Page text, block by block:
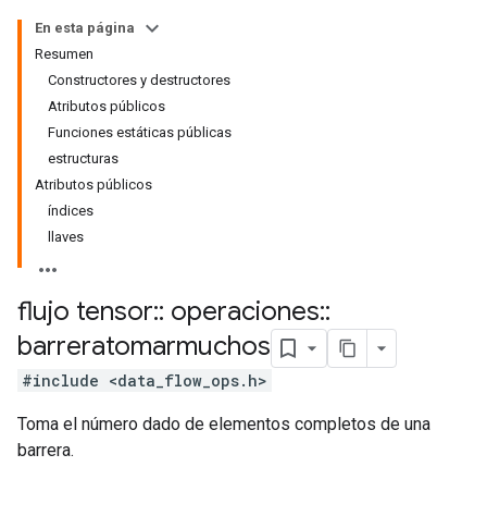
En esta página
Resumen
Constructores y destructores
Atributos públicos
Funciones estáticas públicas
estructuras
Atributos públicos
índices
llaves
flujo tensor:: operaciones::
barreratomarmuchos
#include <data_flow_ops.h>
Toma el número dado de elementos completos de una
barrera.